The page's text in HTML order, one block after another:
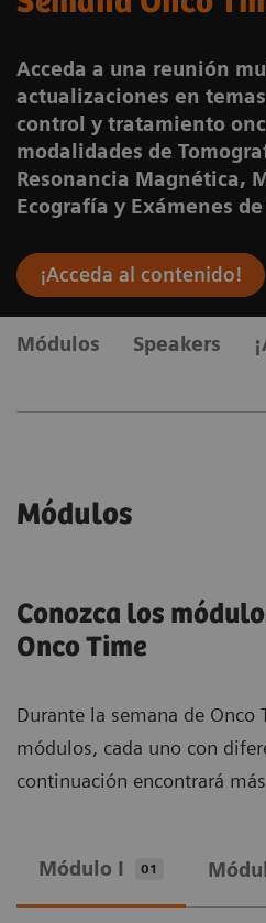
Acceda a una reunión
actualizaciones en
control y tratamiento
modalidades de
Resonancia Magnética,
Ecografía y Exámenes
¡Acceda al contenido!
Módulos Speakers
Módulos
Conozca los
Onco Time
Durante la semana de Onco
módulos, cada uno con
continuación encontrará
Módulo I 01